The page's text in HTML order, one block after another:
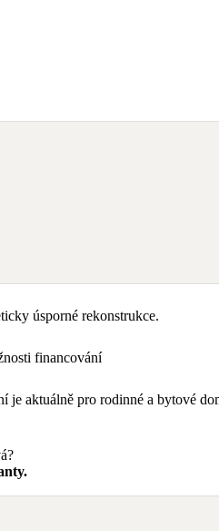
úsporné rekonstrukce.
financování
je aktuálně pro rodinné a bytové